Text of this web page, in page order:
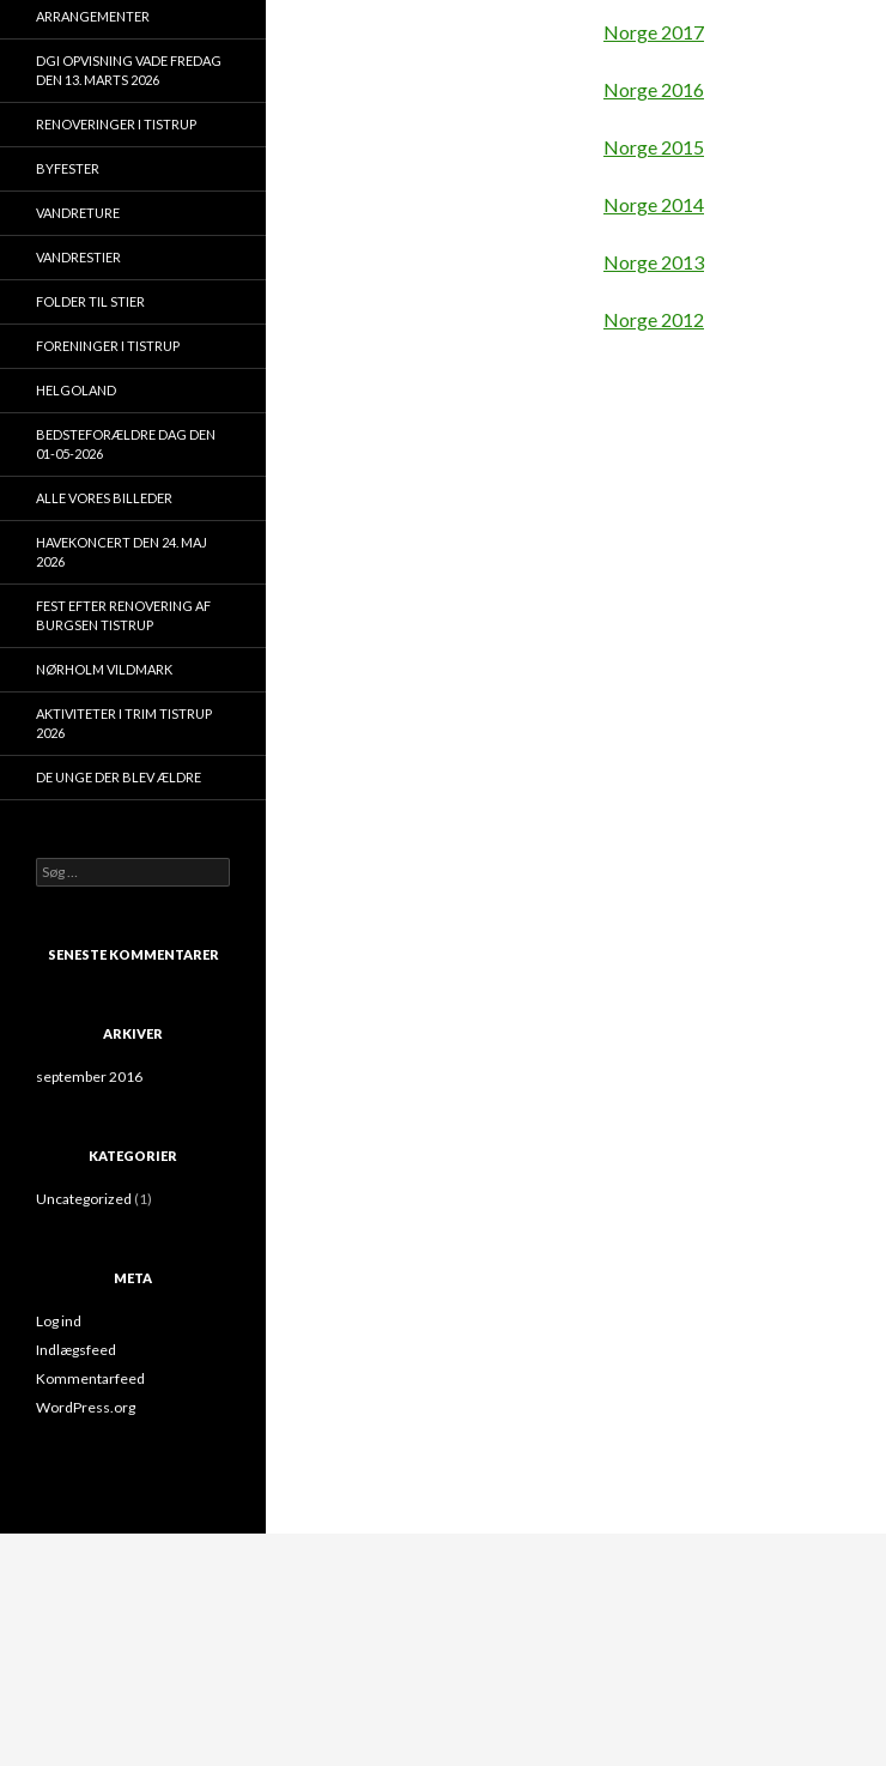
Norge 2017
Norge 2016
Norge 2015
Norge 2014
Norge 2013
Norge 2012
ARRANGEMENTER
DGI OPVISNING VADE FREDAG
DEN 13. MARTS 2026
RENOVERINGER I TISTRUP
BYFESTER
VANDRETURE
VANDRESTIER
FOLDER TIL STIER
FORENINGER I TISTRUP
HELGOLAND
BEDSTEFORÆLDRE DAG DEN
01-05-2026
ALLE VORES BILLEDER
HAVEKONCERT DEN 24. MAJ
2026
FEST EFTER RENOVERING AF
BURGSEN TISTRUP
NØRHOLM VILDMARK
AKTIVITETER I TRIM TISTRUP
2026
DE UNGE DER BLEV ÆLDRE
Søg
efter:
SENESTE KOMMENTARER
ARKIVER
september 2016
KATEGORIER
Uncategorized (1)
META
Log ind
Indlægsfeed
Kommentarfeed
WordPress.org